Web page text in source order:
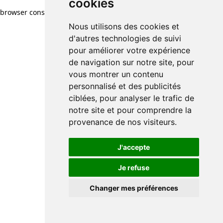
cookies
Nous utilisons des cookies et
d'autres technologies de suivi
pour améliorer votre expérience
de navigation sur notre site, pour
vous montrer un contenu
personnalisé et des publicités
ciblées, pour analyser le trafic de
notre site et pour comprendre la
provenance de nos visiteurs.
J'accepte
Je refuse
Changer mes préférences
browser console for more information)